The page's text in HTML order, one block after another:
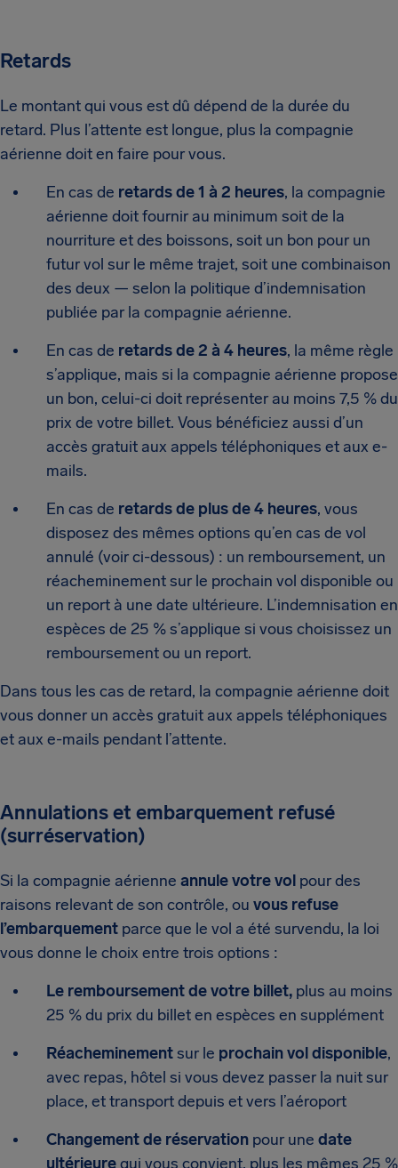
Retards
Le montant qui vous est dû dépend de la durée du
retard. Plus l’attente est longue, plus la compagnie
aérienne doit en faire pour vous.
En cas de retards de 1 à 2 heures, la compagnie
aérienne doit fournir au minimum soit de la
nourriture et des boissons, soit un bon pour un
futur vol sur le même trajet, soit une combinaison
des deux — selon la politique d’indemnisation
publiée par la compagnie aérienne.
En cas de retards de 2 à 4 heures, la même règle
s’applique, mais si la compagnie aérienne propose
un bon, celui-ci doit représenter au moins 7,5 % du
prix de votre billet. Vous bénéficiez aussi d’un
accès gratuit aux appels téléphoniques et aux e-
mails.
En cas de retards de plus de 4 heures, vous
disposez des mêmes options qu’en cas de vol
annulé (voir ci-dessous) : un remboursement, un
réacheminement sur le prochain vol disponible ou
un report à une date ultérieure. L’indemnisation en
espèces de 25 % s’applique si vous choisissez un
remboursement ou un report.
Dans tous les cas de retard, la compagnie aérienne doit
vous donner un accès gratuit aux appels téléphoniques
et aux e-mails pendant l’attente.
Annulations et embarquement refusé
(surréservation)
Si la compagnie aérienne annule votre vol pour des
raisons relevant de son contrôle, ou vous refuse
l’embarquement parce que le vol a été survendu, la loi
vous donne le choix entre trois options :
Le remboursement de votre billet, plus au moins
25 % du prix du billet en espèces en supplément
Réacheminementsur le prochain vol disponible,
avec repas, hôtel si vous devez passer la nuit sur
place, et transport depuis et vers l’aéroport
Changement de réservation pour une date
ultérieurequi vous convient, plus les mêmes 25 %